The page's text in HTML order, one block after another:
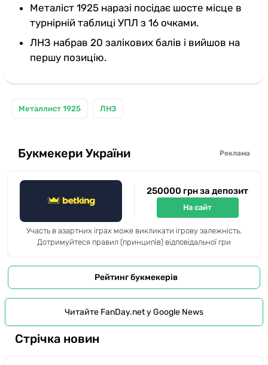
Металіст 1925 наразі посідає шосте місце в
турнірній таблиці УПЛ з 16 очками.
ЛНЗ набрав 20 залікових балів і вийшов на
першу позицію.
Металлист 1925 ЛНЗ
Букмекери України Реклама
250000 грн за депозит
На сайт
Участь в азартних іграх може викликати ігрову залежність.
Дотримуйтеся правил (принципів) відповідальної гри
Рейтинг букмекерів
Читайте FanDay.net у Google News
Стрічка новин